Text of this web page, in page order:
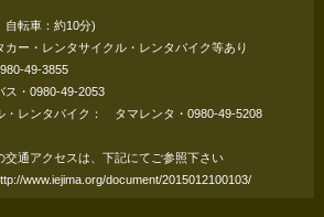
自転車：約10分)
ー・レンタサイクル・レンタバイク等あり
49-3855
・0980-49-2053
・レンタバイク： タマレンタ・0980-49-5208
通アクセスは、下記にてご参照下さい
www.iejima.org/document/2015012100103/